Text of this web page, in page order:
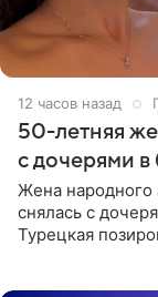
12 часов назад
50-летняя
с дочерями в
Жена народного
снялась с
Турецкая